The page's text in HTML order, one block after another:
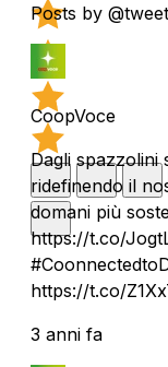
Posts by
CoopVoce
Dagli spazzolini
ridefinendo il
domani più
https://t.co/
https://t.co/
3 anni fa